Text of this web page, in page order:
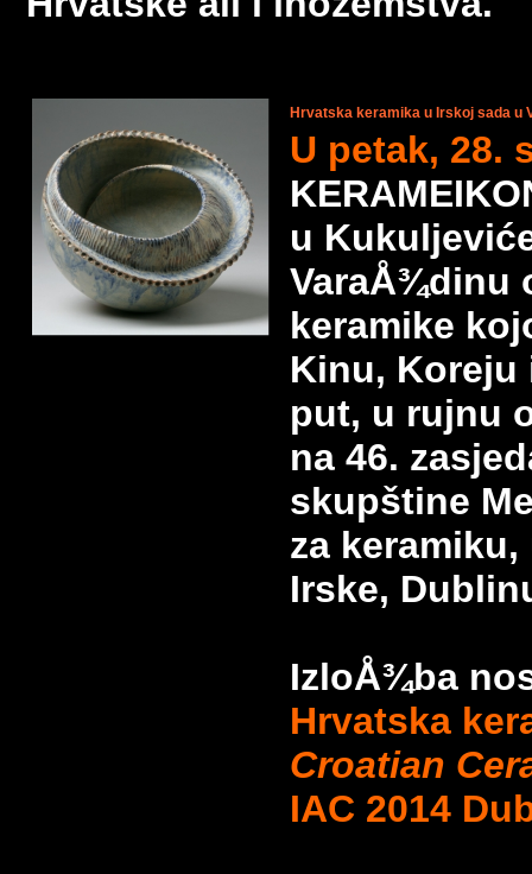
Hrvatska keramika u Irskoj sada u
U petak, 28.
u
VaraÅ¾dinu
keramike
Kinu, Koreju
put, u rujnu
na 46.
skupštine
za
Irske,
IzloÅ¾ba
Hrvatska
Croatian
IAC 2014